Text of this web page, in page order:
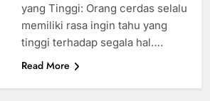
yang Tinggi: Orang cerdas selalu
memiliki rasa ingin tahu yang
tinggi terhadap segala hal….
Read More